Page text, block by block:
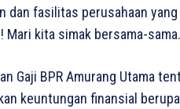
dan fasilitas perusahaan
Mari kita simak bersama-sama.
Gaji BPR Amurang Utama
keuntungan finansial